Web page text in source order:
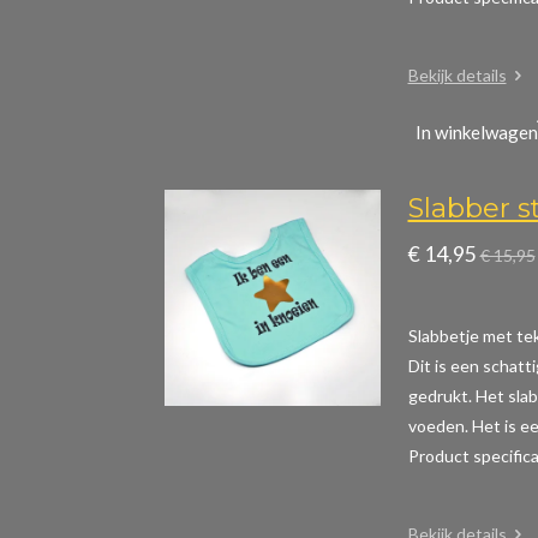
Bekijk details
In winkelwagen
Slabber
€ 14,95 € 15,95
Slabbetje met
Dit is een
gedrukt. Het
voeden. Het is
Product
Bekijk details